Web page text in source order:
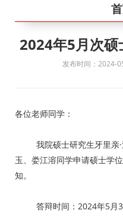
2024年5月次硕
发布时间：2024-
各位老师同学：
我院硕士研究生牙里亲·
玉、娄江溶同学申请硕士学
知。
答辩时间： 2024年5月